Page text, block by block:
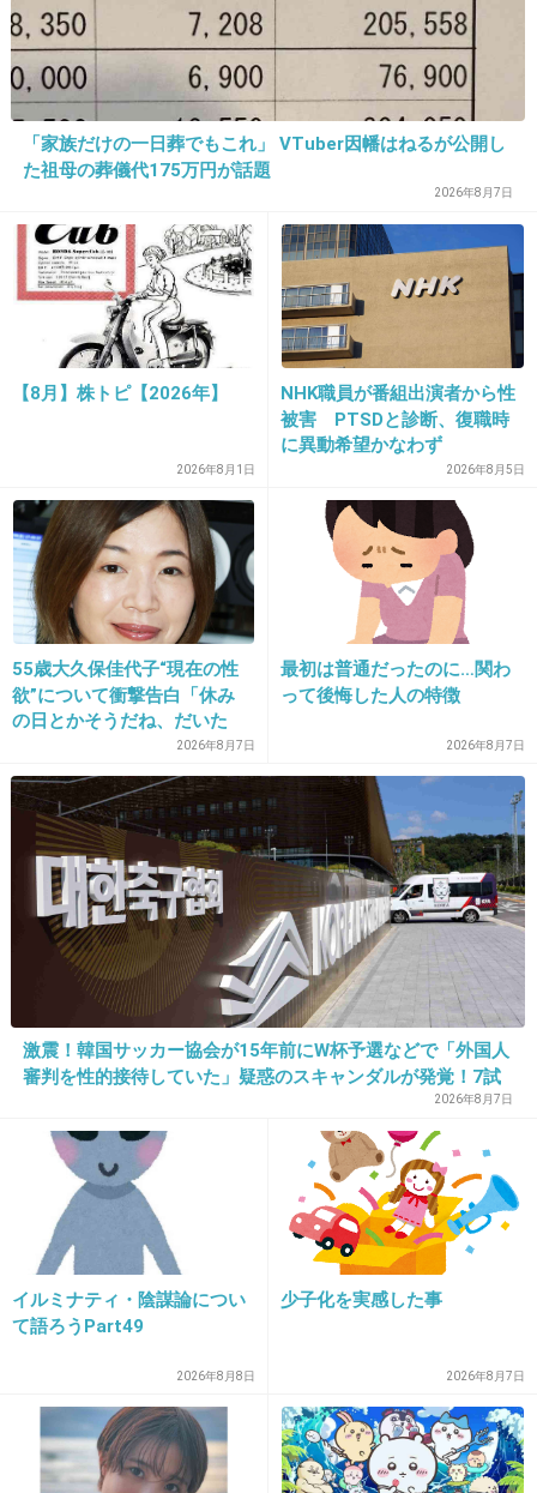
大概のお店は18歳から働けるんだし(←ここ、
そもそも変だよねぇ。お酒飲まなきゃなお店で
法律上飲酒が禁止されてる18、9歳が働くって)
一般人に戻りきれてない状態で水商売しなくて
も。
+160
2017/04/29(土) 10:58:01
>>1
両親はすでに離婚しており、Xは現在親権を持
つ母親と同居しているという。
何の衝撃もない情報…顔と名前晒してよ。
27. 匿名2017/04/29(土) 10:58:33
ゲイはお尻の穴も法律に対してユルユル
+49 -24
デビュー前に辞めたジャニーズJr.なら腐るほど
いるんじゃない？
+172
2017/04/29(土) 10:59:28
ナイルって、関西ジャニーズJr.の古謝ないるし
か知らないな。
+197 -6
「家族だけの一日葬でもこれ」 VTuber因幡はねるが公開し
た祖母の葬儀代175万円が話題
2026年8月7日
【8月】株トピ【2026年】
2026年8月1日
NHK職員が番組出演者から性
被害 PTSDと診断、復職時
に異動希望かなわず
2026年8月5日
55歳大久保佳代子“現在の性
欲”について衝撃告白「休み
の日とかそうだね、だいた
2026年8月7日
最初は普通だったのに…関わ
って後悔した人の特徴
2026年8月7日
激震！韓国サッカー協会が15年前にW杯予選などで「外国人
審判を性的接待していた」疑惑のスキャンダルが発覚！7試
合20人が対象で日本人審判が含まれていたとの指摘も…2026年8月7日
イルミナティ・陰謀論につい
て語ろうPart49
2026年8月8日
少子化を実感した事
2026年8月7日